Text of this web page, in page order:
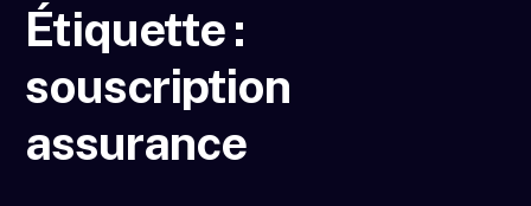
Étiquette :
souscription
assurance